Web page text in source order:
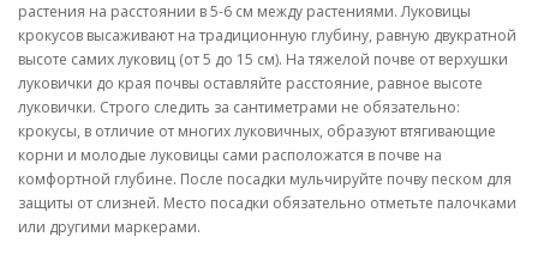
растения на расстоянии в 5-6 см между растениями. Луковицы
крокусов высаживают на традиционную глубину, равную двукратной
высоте самих луковиц (от 5 до 15 см). На тяжелой почве от верхушки
луковички до края почвы оставляйте расстояние, равное высоте
луковички. Строго следить за сантиметрами не обязательно:
крокусы, в отличие от многих луковичных, образуют втягивающие
корни и молодые луковицы сами расположатся в почве на
комфортной глубине. После посадки мульчируйте почву песком для
защиты от слизней. Место посадки обязательно отметьте палочками
или другими маркерами.